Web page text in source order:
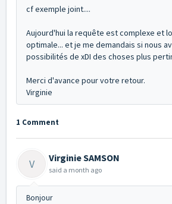
cf exemple joint....
Aujourd'hui la requête est complexe et
optimale... et je me demandais si nous
possibilités de xDI des choses plus
Merci d'avance pour votre retour.
Virginie
1 Comment
V Virginie SAMSON
said a month ago
Bonjour